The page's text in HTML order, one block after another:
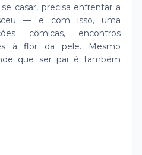
casar, precisa enfrentar a
— e com isso, uma
cômicas, encontros
à flor da pele. Mesmo
que ser pai é também